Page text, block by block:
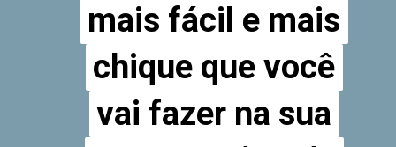
mais fácil e mais
chique que você
vai fazer na sua
mais fácil e mais
chique que você
vai fazer na sua